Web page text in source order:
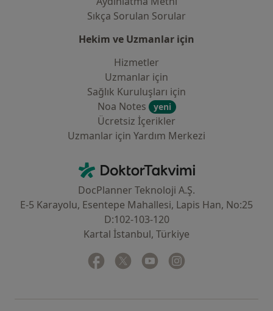
Sıkça Sorulan Sorular
Hekim ve Uzmanlar için
Hizmetler
Uzmanlar için
Sağlık Kuruluşları için
Noa Notes
yeni
Ücretsiz İçerikler
Uzmanlar için Yardım Merkezi
DoktorTakvimi - Ana Sayfa
DocPlanner Teknoloji A.Ş.
E-5 Karayolu, Esentepe Mahallesi, Lapis Han, No:25
D:102-103-120
Kartal İstanbul, Türkiye
Facebook
yeni bir sekmede açılır
Twitter
yeni bir sekmede açılır
Youtube
yeni bir sekmede açılır